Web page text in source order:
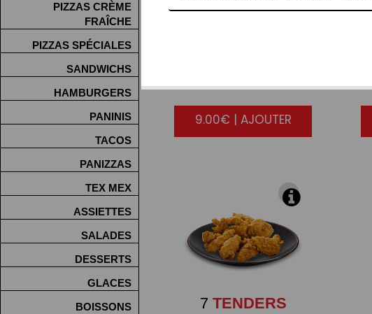
PIZZAS CRÈME
FRAÎCHE
PIZZAS SPÉCIALES
SANDWICHS
HAMBURGERS
PANINIS
TACOS
PANIZZAS
TEX MEX
ASSIETTES
SALADES
DESSERTS
GLACES
BOISSONS
9.00€ | AJOUTER
7 TENDERS